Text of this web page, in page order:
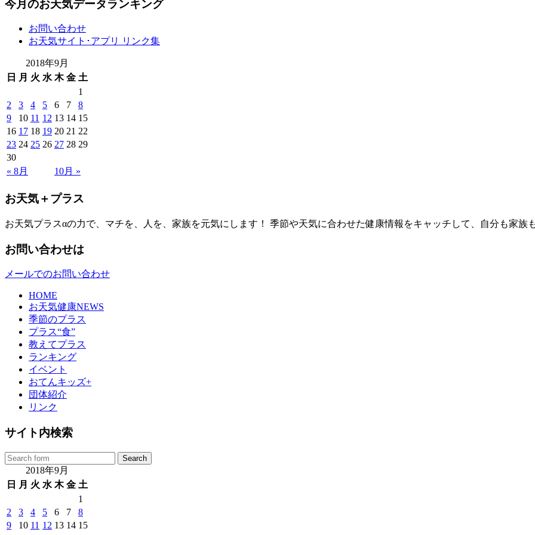
今月のお天気データランキング
お問い合わせ
お天気サイト･アプリ リンク集
2018年9月
日
月 火 水 木 金 土
« 8月 10月 »
1
2
3 4 5 6 7
8
9
10 11 12 13 14 15
16 17 18 19 20 21 22
23 24 25 26 27 28 29
30
お天気＋プラス
お天気プラスαの力で、マチを、人を、家族を元気にします！ 季節や天気に合わせた健康情報をキャッチして、自分も家族
お問い合わせは
メールでのお問い合わせ
HOME
お天気健康NEWS
季節のプラス
プラス“食”
教えてプラス
ランキング
イベント
おてんキッズ+
団体紹介
リンク
サイト内検索
2018年9月
日
月 火 水 木 金 土
1
2
3 4 5 6 7
8
9
10 11 12 13 14 15